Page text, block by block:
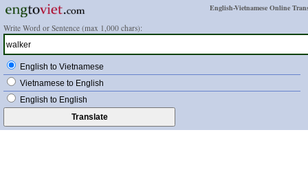
English-Vietnamese Online
Write Word or Sentence (max 1,000 chars):
English to Vietnamese
Vietnamese to English
English to English